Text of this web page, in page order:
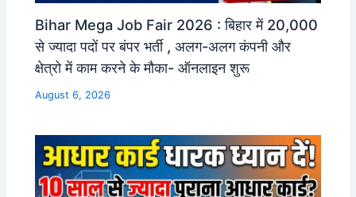
Bihar Mega Job Fair 2026 : बिहार में 20,000
से ज्यादा पदों पर बंपर भर्ती , अलग-अलग कंपनी और
क्षेत्रो में काम करने के मौका- ऑनलाइन शुरू
August 6, 2026